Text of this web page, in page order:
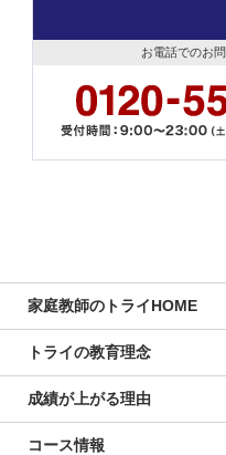
お電話でのお
家庭教師のトライHOME
トライの教育理念
成績が上がる理由
コース情報